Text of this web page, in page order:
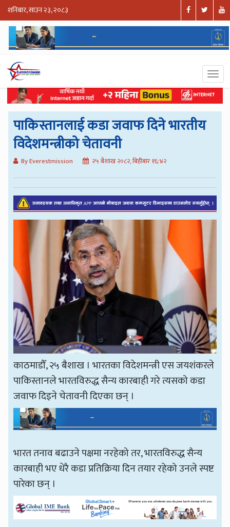
शनिबार, साउन २३, २०८३
पाकिस्तानलाई कडा जवाफ दिने भारतीय
विदेशमन्त्रीको चेतावनी
By Everestmission २५ बैशाख २०८२, बिहीबार १६:४२
काठमाडौँ, २५ बैशाख । भारतका विदेशमन्त्री एस जयशंकरले
पाकिस्तानले भारतविरुद्ध सैन्य कारबाही गरे त्यसको कडा
जवाफ दिइने चेतावनी दिएका छन् ।
भारत तनाव बढाउने पक्षमा नरहेको तर, भारतविरुद्ध सैन्य
कारबाही भए धेरै कडा प्रतिक्रिया दिन तयार रहेको उनले स्पष्ट
पारेका छन् ।